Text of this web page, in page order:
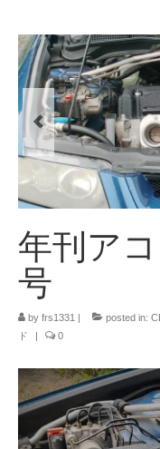
Shop
Blog
Info
Contact Us
年刊ア
号
by frs1331 posted in:
ド
0